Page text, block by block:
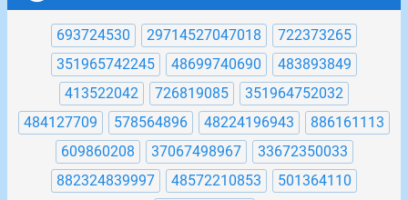
693724530 29714527047018
722373265
351965742245
48699740690
483893849
413522042
726819085
351964752032
484127709
578564896 48224196943
886161113
609860208
37067498967
33672350033
882324839997
48572210853 501364110